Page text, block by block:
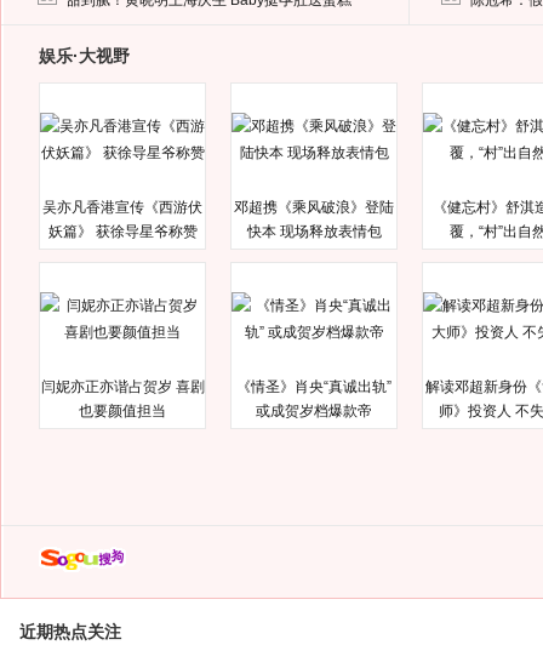
娱乐·大视野
吴亦凡香港宣传《西游伏
妖篇》 获徐导星爷称赞
邓超携《乘风破浪》登陆
快本 现场释放表情包
《健忘村》舒淇
覆，“村”出自
闫妮亦正亦谐占贺岁 喜剧
也要颜值担当
《情圣》肖央“真诚出轨”
或成贺岁档爆款帝
解读邓超新身份
师》投资人 不
近期热点关注